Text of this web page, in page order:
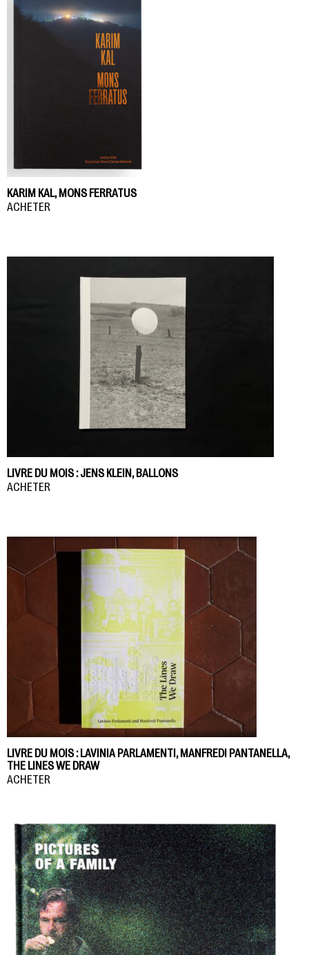
KARIM KAL, MONS FERRATUS
ACHETER
LIVRE DU MOIS : JENS KLEIN, BALLONS
ACHETER
LIVRE DU MOIS : LAVINIA PARLAMENTI, MANFREDI PANTANELLA,
THE LINES WE DRAW
ACHETER